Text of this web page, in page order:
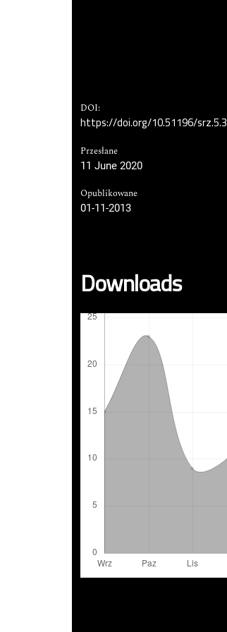
DOI:
https://doi.org/10.51196/srz.5.3
Przesłane
11 June 2020
Opublikowane
01-11-2013
Downloads